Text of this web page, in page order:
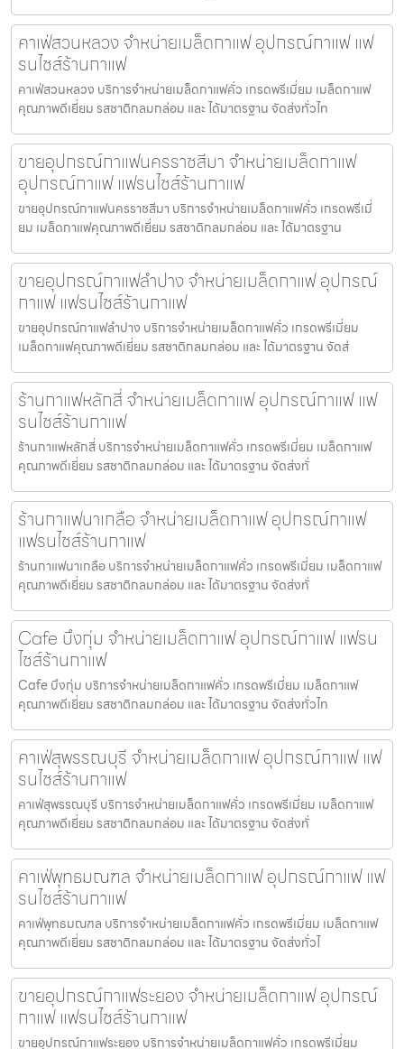
คาเฟ่สวนหลวง จำหน่ายเมล็ดกาแฟ อุปกรณ์กาแฟ แฟ
รนไชส์ร้านกาแฟ
คาเฟ่สวนหลวง บริการจำหน่ายเมล็ดกาแฟคั่ว เกรดพรีเมี่ยม เมล็ดกาแฟ
คุณภาพดีเยี่ยม รสชาติกลมกล่อม และ ได้มาตรฐาน จัดส่งทั่วไท
ขายอุปกรณ์กาแฟนครราชสีมา จำหน่ายเมล็ดกาแฟ
อุปกรณ์กาแฟ แฟรนไชส์ร้านกาแฟ
ขายอุปกรณ์กาแฟนครราชสีมา บริการจำหน่ายเมล็ดกาแฟคั่ว เกรดพรีเมี่
ยม เมล็ดกาแฟคุณภาพดีเยี่ยม รสชาติกลมกล่อม และ ได้มาตรฐาน
ขายอุปกรณ์กาแฟลำปาง จำหน่ายเมล็ดกาแฟ อุปกรณ์
กาแฟ แฟรนไชส์ร้านกาแฟ
ขายอุปกรณ์กาแฟลำปาง บริการจำหน่ายเมล็ดกาแฟคั่ว เกรดพรีเมี่ยม
เมล็ดกาแฟคุณภาพดีเยี่ยม รสชาติกลมกล่อม และ ได้มาตรฐาน จัดส่
ร้านกาแฟหลักสี่ จำหน่ายเมล็ดกาแฟ อุปกรณ์กาแฟ แฟ
รนไชส์ร้านกาแฟ
ร้านกาแฟหลักสี่ บริการจำหน่ายเมล็ดกาแฟคั่ว เกรดพรีเมี่ยม เมล็ดกาแฟ
คุณภาพดีเยี่ยม รสชาติกลมกล่อม และ ได้มาตรฐาน จัดส่งทั่
ร้านกาแฟนาเกลือ จำหน่ายเมล็ดกาแฟ อุปกรณ์กาแฟ
แฟรนไชส์ร้านกาแฟ
ร้านกาแฟนาเกลือ บริการจำหน่ายเมล็ดกาแฟคั่ว เกรดพรีเมี่ยม เมล็ดกาแฟ
คุณภาพดีเยี่ยม รสชาติกลมกล่อม และ ได้มาตรฐาน จัดส่งทั่
Cafe บึงกุ่ม จำหน่ายเมล็ดกาแฟ อุปกรณ์กาแฟ แฟรน
ไชส์ร้านกาแฟ
Cafe บึงกุ่ม บริการจำหน่ายเมล็ดกาแฟคั่ว เกรดพรีเมี่ยม เมล็ดกาแฟ
คุณภาพดีเยี่ยม รสชาติกลมกล่อม และ ได้มาตรฐาน จัดส่งทั่วไท
คาเฟ่สุพรรณบุรี จำหน่ายเมล็ดกาแฟ อุปกรณ์กาแฟ แฟ
รนไชส์ร้านกาแฟ
คาเฟ่สุพรรณบุรี บริการจำหน่ายเมล็ดกาแฟคั่ว เกรดพรีเมี่ยม เมล็ดกาแฟ
คุณภาพดีเยี่ยม รสชาติกลมกล่อม และ ได้มาตรฐาน จัดส่งทั่
คาเฟ่พุทธมณฑล จำหน่ายเมล็ดกาแฟ อุปกรณ์กาแฟ แฟ
รนไชส์ร้านกาแฟ
คาเฟ่พุทธมณฑล บริการจำหน่ายเมล็ดกาแฟคั่ว เกรดพรีเมี่ยม เมล็ดกาแฟ
คุณภาพดีเยี่ยม รสชาติกลมกล่อม และ ได้มาตรฐาน จัดส่งทั่วไ
ขายอุปกรณ์กาแฟระยอง จำหน่ายเมล็ดกาแฟ อุปกรณ์
กาแฟ แฟรนไชส์ร้านกาแฟ
ขายอุปกรณ์กาแฟระยอง บริการจำหน่ายเมล็ดกาแฟคั่ว เกรดพรีเมี่ยม